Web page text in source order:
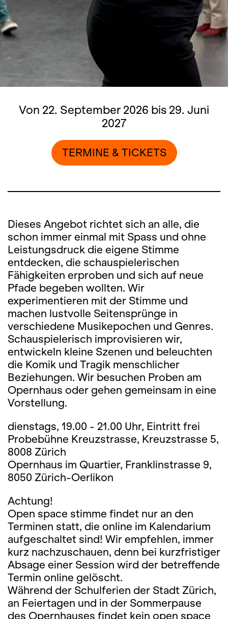
Von 22. September 2026 bis 29. Juni
2027
TERMINE & TICKETS
Dieses Angebot richtet sich an alle, die
schon immer einmal mit Spass und ohne
Leistungsdruck die eigene Stimme
entdecken, die schauspielerischen
Fähigkeiten erproben und sich auf neue
Pfade begeben wollten. Wir
experimentieren mit der Stimme und
machen lustvolle Seitensprünge in
verschiedene Musikepochen und Genres.
Schauspielerisch improvisieren wir,
entwickeln kleine Szenen und beleuchten
die Komik und Tragik menschlicher
Beziehungen. Wir besuchen Proben am
Opernhaus oder gehen gemeinsam in eine
Vorstellung.
dienstags, 19.00 - 21.00 Uhr, Eintritt frei
Probebühne Kreuzstrasse, Kreuzstrasse 5,
8008 Zürich
Opernhaus im Quartier, Franklinstrasse 9,
8050 Zürich-Oerlikon
Achtung!
Open space stimme findet nur an den
Terminen statt, die online im Kalendarium
aufgeschaltet sind! Wir empfehlen, immer
kurz nachzuschauen, denn bei kurzfristiger
Absage einer Session wird der betreffende
Termin online gelöscht.
Während der Schulferien der Stadt Zürich,
an Feiertagen und in der Sommerpause
des Opernhauses findet kein open space